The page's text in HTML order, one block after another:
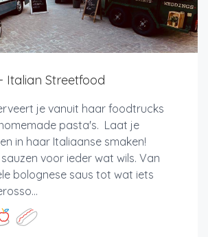
Italian Streetfood
je vanuit haar foodtrucks
pasta's. Laat je
in haar Italiaanse smaken!
voor ieder wat wils. Van
bolognese saus tot wat iets